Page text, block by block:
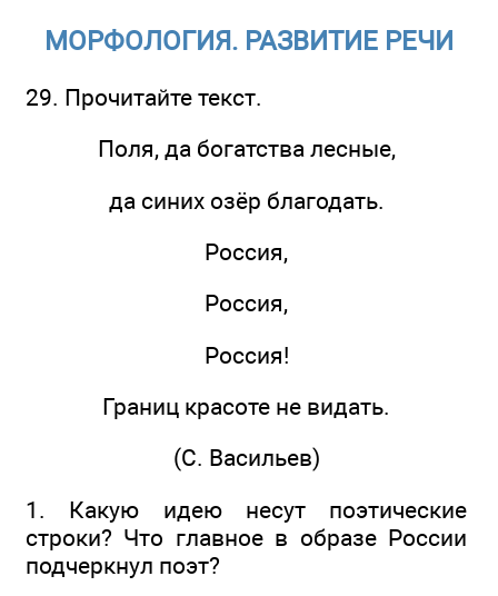
МОРФОЛОГИЯ. РАЗВИТИЕ РЕЧИ
29. Прочитайте текст.
Поля, да богатства лесные,
да синих озёр благодать.
Россия,
Россия,
Россия!
Границ красоте не видать.
(С. Васильев)
1. Какую идею несут поэтические
строки? Что главное в образе России
подчеркнул поэт?